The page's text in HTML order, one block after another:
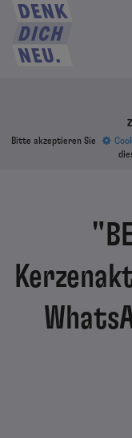
Bitte akzeptieren Sie